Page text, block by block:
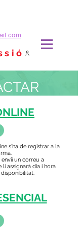
s'ha de registrar a la
un correu a
li assignarà dia i hora
disponibilitat.